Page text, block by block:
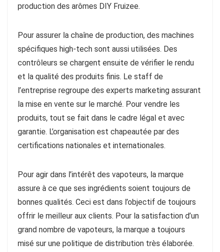
production des arômes DIY Fruizee.
Pour assurer la chaîne de production, des machines
spécifiques high-tech sont aussi utilisées. Des
contrôleurs se chargent ensuite de vérifier le rendu
et la qualité des produits finis. Le staff de
l’entreprise regroupe des experts marketing assurant
la mise en vente sur le marché. Pour vendre les
produits, tout se fait dans le cadre légal et avec
garantie. L’organisation est chapeautée par des
certifications nationales et internationales.
Pour agir dans l’intérêt des vapoteurs, la marque
assure à ce que ses ingrédients soient toujours de
bonnes qualités. Ceci est dans l’objectif de toujours
offrir le meilleur aux clients. Pour la satisfaction d’un
grand nombre de vapoteurs, la marque a toujours
misé sur une politique de distribution très élaborée.